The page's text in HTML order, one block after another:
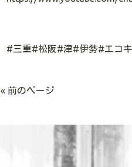
#三重#松阪#津#伊勢#エコ
« 前のページ